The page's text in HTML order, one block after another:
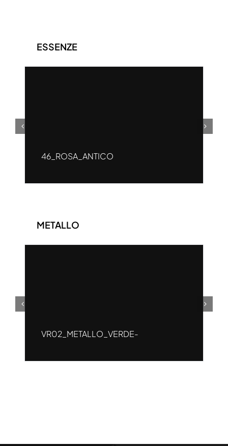
ESSENZE
46_ROSA_ANTICO
METALLO
VR02_METALLO_VERDE-